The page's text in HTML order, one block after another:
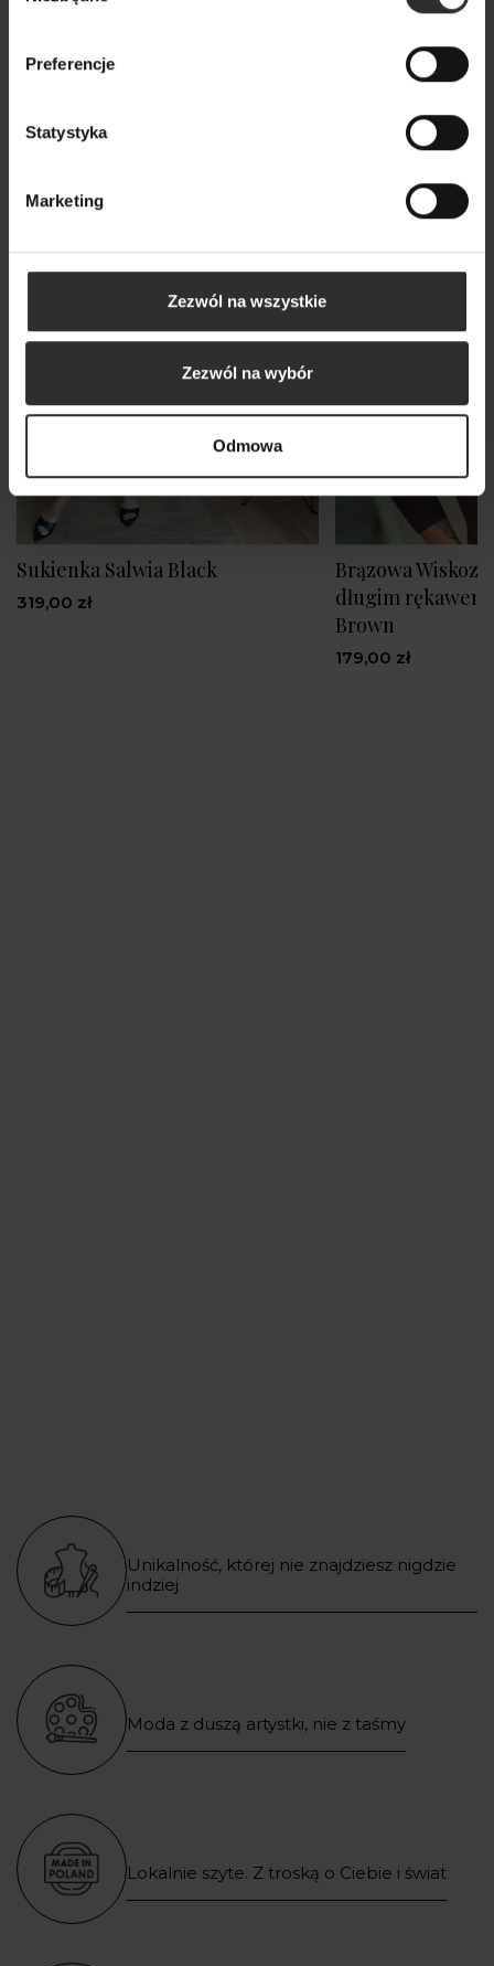
Preferencje
Statystyka
Marketing
Zezwól na wszystkie
Zezwól na wybór
Odmowa
Wszystkie produkty
Sukienka Salwia Black
319,00 zł
Brązowa
długim rękawem
Brown
179,00 zł
Unikalność, której nie znajdziesz nigdzie
indziej
Moda z duszą artystki, nie z taśmy
Lokalnie szyte. Z troską o Ciebie i świat